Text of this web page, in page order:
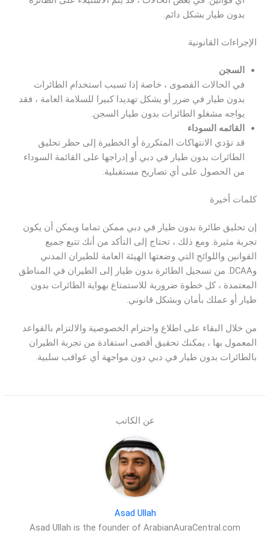
بدون طيار بشكل دائم.
الإجراءات القانونية
السجن
في الحالات القصوى ، خاصة إذا تسبب استخدام الطائرات
بدون طيار في ضرر أو يشكل تهديدا كبيرا للسلامة العامة ، فقد
يواجه مشغلو الطائرات بدون طيار السجن.
القائمه السوداء
قد تؤدي الانتهاكات المتكررة أو الخطيرة إلى حظر تحليق
الطائرات بدون طيار في دبي أو إدراجها على القائمة السوداء
من الحصول على أي تصاريح مستقبلية.
كلمات أخيرة
إن تحليق طائرة بدون طيار في دبي ممكن تماما ويمكن أن يكون
تجربة مثيرة. ومع ذلك ، تحتاج إلى التأكد من أنك تتبع جميع
القوانين واللوائح التي وضعتها الهيئة العامة للطيران المدني
وDCAA. من تسجيل الطائرة بدون طيار إلى الطيران في المناطق
المعتمدة ، كل خطوة ضرورية للاستمتاع بهواية الطائرات بدون
طيار أو عملك بأمان وبشكل قانوني.
من خلال البقاء على اطلاع واحترام الخصوصية والالتزام بالقواعد
المعمول بها ، يمكنك تحقيق أقصى استفادة من تجربة الطيران
بالطائرات بدون طيار في دبي دون مواجهة أي عواقب سلبية.
عن الكاتب
Asad Ullah
Asad Ullah is the founder of ArabianAuraCentral.com